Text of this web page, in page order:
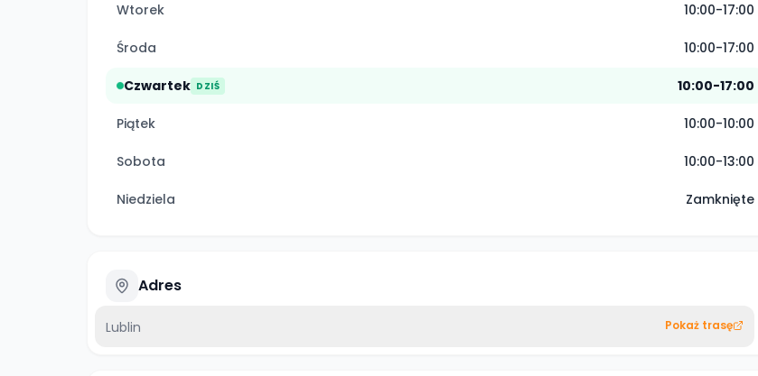
Wtorek 10:00-17:00
Środa 10:00-17:00
Czwartek DZIŚ 10:00-17:00
Piątek 10:00-10:00
Sobota 10:00-13:00
Niedziela Zamknięte
Adres
Lublin Pokaż trasę